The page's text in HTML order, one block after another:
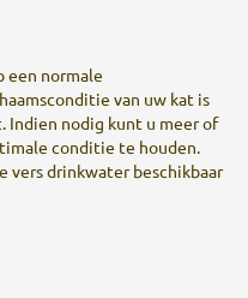
een normale
van uw kat is
Indien nodig kunt u meer of
conditie te houden.
vers drinkwater beschikbaar